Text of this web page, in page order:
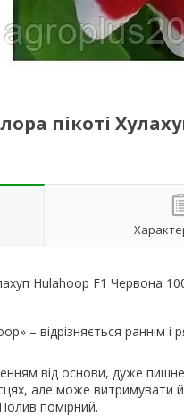
пікоті
Hulahoop F1 Червона
– відрізняється раннім і
від основи, дуже пишне
але може витримувати
помірний.